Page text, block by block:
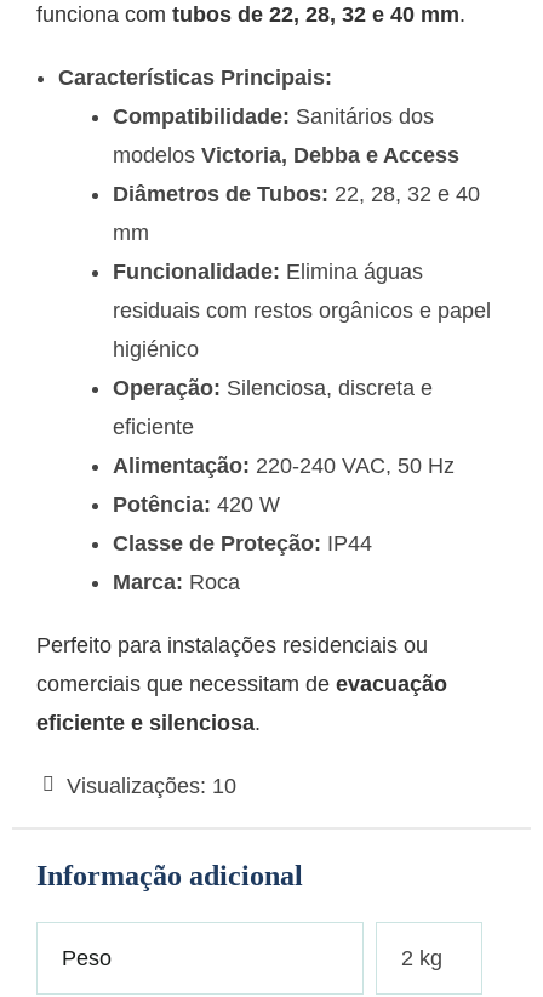
funciona com tubos de 22, 28, 32 e 40 mm.
Características Principais:
Compatibilidade: Sanitários dos
modelos Victoria, Debba e Access
Diâmetros de Tubos: 22, 28, 32 e 40
mm
Funcionalidade: Elimina águas
residuais com restos orgânicos e papel
higiénico
Operação: Silenciosa, discreta e
eficiente
Alimentação: 220-240 VAC, 50 Hz
Potência: 420 W
Classe de Proteção: IP44
Marca: Roca
Perfeito para instalações residenciais ou
comerciais que necessitam de evacuação
eficiente e silenciosa.
Visualizações: 10
Informação adicional
Peso 2 kg